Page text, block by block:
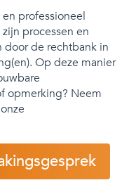
professioneel
processen en
door de rechtbank in
Op deze manier
opmerking? Neem